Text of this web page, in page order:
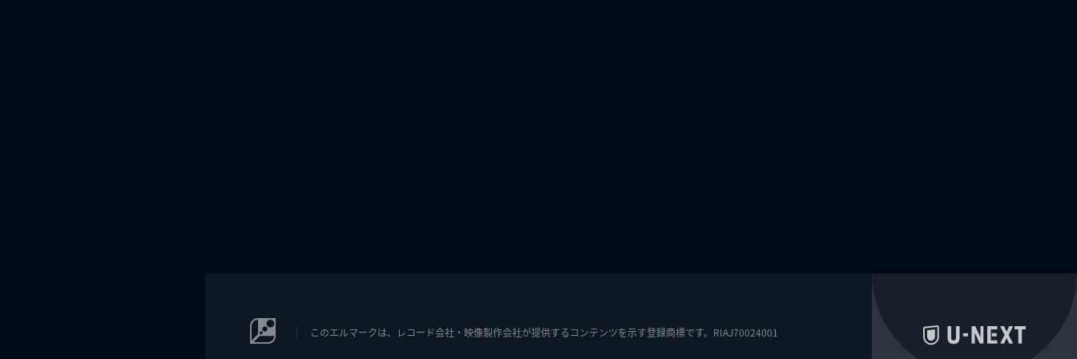
このエルマークは、レコード会社・映像製作会社が提供するコンテンツを示す登録商標です。RIAJ70024001